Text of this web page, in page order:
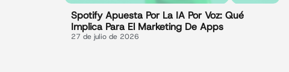
Spotify Apuesta Por La IA Por Voz: Qué
Implica Para El Marketing De Apps
27 de julio de 2026